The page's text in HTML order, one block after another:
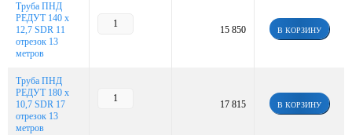
Труба ПНД
РЕДУТ 140 х
12,7 SDR 11
отрезок 13
метров
15 850 В КОРЗИНУ
Труба ПНД
РЕДУТ 180 х
10,7 SDR 17
отрезок 13
метров
17 815 В КОРЗИНУ